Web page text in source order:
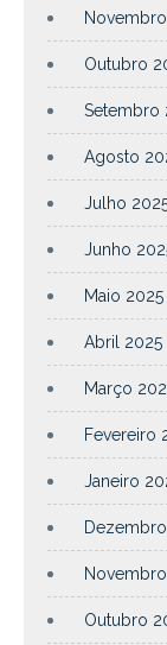
Outubro
Setembro
Agosto
Julho
Junho
Maio 2025
Abril 2025
Março
Fevereiro
Janeiro
Outubro